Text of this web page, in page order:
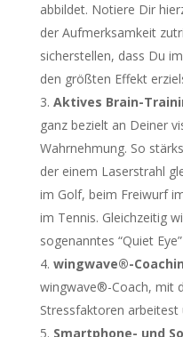
abbildet. Notiere Dir
der Aufmerksamkeit
sicherstellen, dass Du
den größten Effekt
Aktives Brain-
ganz bezielt an Deiner
Wahrnehmung. So
der einem Laserstrahl
im Golf, beim Freiwurf
im Tennis. Gleichzeitig
sogenanntes “Quiet
wingwave®-
wingwave®-Coach, mit
Stressfaktoren
Smartphone- und